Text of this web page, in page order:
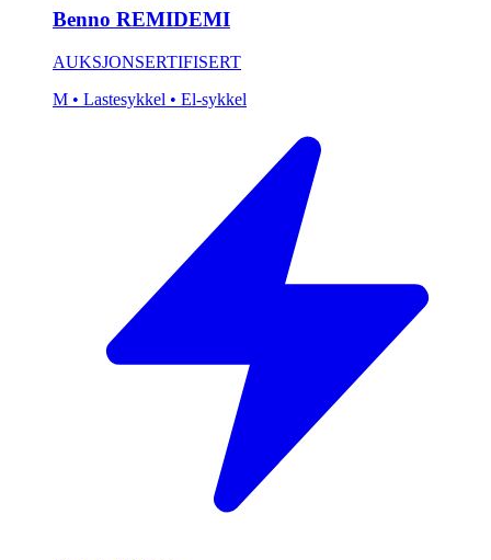
Benno REMIDEMI
AUKSJONSERTIFISERT
M • Lastesykkel • El-sykkel